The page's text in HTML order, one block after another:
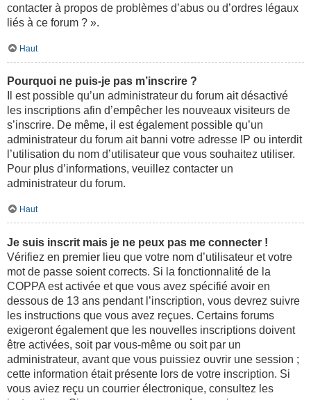
contacter à propos de problèmes d’abus ou d’ordres légaux
liés à ce forum ? ».
Haut
Pourquoi ne puis-je pas m’inscrire ?
Il est possible qu’un administrateur du forum ait désactivé
les inscriptions afin d’empêcher les nouveaux visiteurs de
s’inscrire. De même, il est également possible qu’un
administrateur du forum ait banni votre adresse IP ou interdit
l’utilisation du nom d’utilisateur que vous souhaitez utiliser.
Pour plus d’informations, veuillez contacter un
administrateur du forum.
Haut
Je suis inscrit mais je ne peux pas me connecter !
Vérifiez en premier lieu que votre nom d’utilisateur et votre
mot de passe soient corrects. Si la fonctionnalité de la
COPPA est activée et que vous avez spécifié avoir en
dessous de 13 ans pendant l’inscription, vous devrez suivre
les instructions que vous avez reçues. Certains forums
exigeront également que les nouvelles inscriptions doivent
être activées, soit par vous-même ou soit par un
administrateur, avant que vous puissiez ouvrir une session ;
cette information était présente lors de votre inscription. Si
vous aviez reçu un courrier électronique, consultez les